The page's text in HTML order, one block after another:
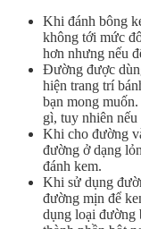
Khi đánh bông
không tới mức
hơn nhưng nếu
Đường được
hiện trang trí
bạn mong
gì, tuy nhiên nếu
Khi cho đường
đường ở dạng
đánh kem.
Khi sử dụng
đường mịn để
dụng loại đường